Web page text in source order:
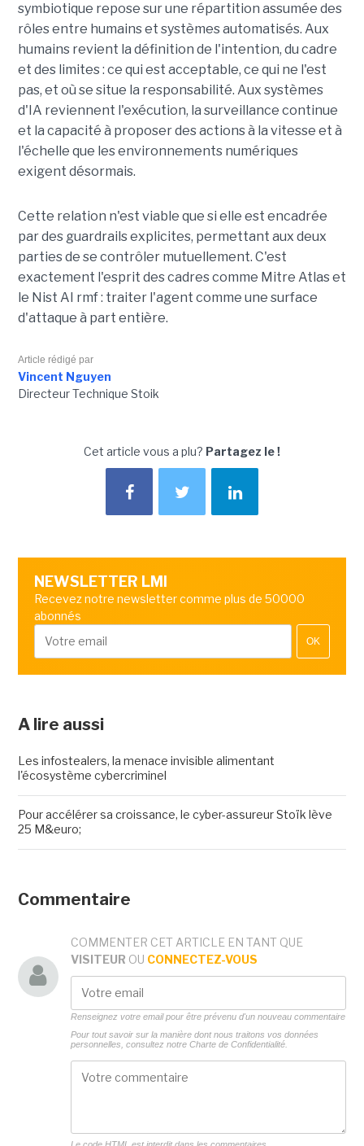
symbiotique repose sur une répartition assumée des
rôles entre humains et systèmes automatisés. Aux
humains revient la définition de l'intention, du cadre
et des limites : ce qui est acceptable, ce qui ne l'est
pas, et où se situe la responsabilité. Aux systèmes
d'IA reviennent l'exécution, la surveillance continue
et la capacité à proposer des actions à la vitesse et à
l'échelle que les environnements numériques
exigent désormais.
Cette relation n'est viable que si elle est encadrée
par des guardrails explicites, permettant aux deux
parties de se contrôler mutuellement. C'est
exactement l'esprit des cadres comme Mitre Atlas et
le Nist AI rmf : traiter l'agent comme une surface
d'attaque à part entière.
Article rédigé par
Vincent Nguyen
Directeur Technique Stoik
Cet article vous a plu? Partagez le !
NEWSLETTER LMI
Recevez notre newsletter comme plus de 50000
abonnés
OK
A lire aussi
Les infostealers, la menace invisible alimentant
l'écosystème cybercriminel
Pour accélérer sa croissance, le cyber-assureur Stoïk lève
25 M&euro;
Commentaire
COMMENTER CET ARTICLE EN TANT QUE
VISITEUR OU CONNECTEZ-VOUS
Renseignez votre email pour être prévenu d'un nouveau commentaire
Pour tout savoir sur la manière dont nous traitons vos données
personnelles, consultez notre Charte de Confidentialité.